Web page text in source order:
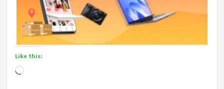
Like this:
Loading…